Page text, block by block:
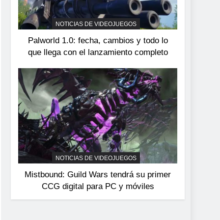
devuelve el espectáculo
de la conducción
Series X|S y PC
NOTICIAS DE VIDEOJUEGOS
NOTICIAS DE VIDEOJUEGOS
Palworld 1.0: fecha, cambios y todo lo
que llega con el lanzamiento completo
NOTICIAS DE VIDEOJUEGOS
Mistbound: Guild Wars tendrá su primer
CCG digital para PC y móviles